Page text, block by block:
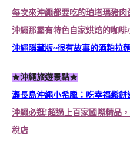
每次來沖繩都要吃的珀塔瑪豬肉
沖繩那霸有特色自家烘焙的咖啡
沖繩隱藏版~很有故事的酒粕拉
★沖繩旅遊景點★
瀨長島沖繩小希臘：吃幸福鬆
沖繩必逛!超過上百家國際精品
稅店